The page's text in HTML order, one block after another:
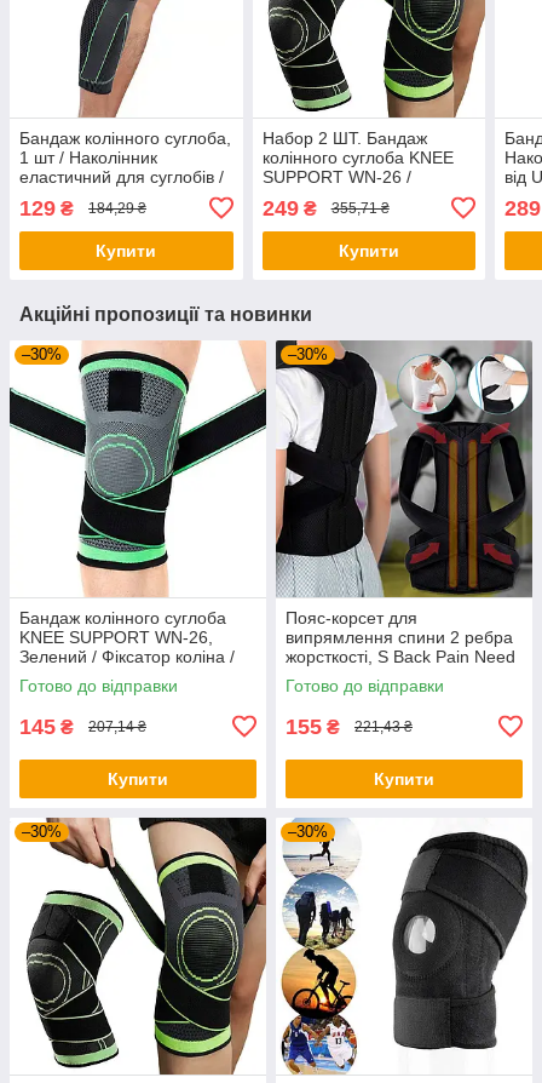
Бандаж колінного суглоба,
1 шт / Наколінник
еластичний для суглобів /
Бандаж компресійний на
коліно
129 ₴ 184,29 ₴
Купити
Набор 2 ШТ. Бандаж
колінного суглоба KNEE
SUPPORT WN-26 /
Наколінник еластичний
для суглобів
249₴ 355,71 ₴
Купити
від
289
Акційні пропозиції та новинки
–30%
Бандаж колінного суглоба
KNEE SUPPORT WN-26,
Зелений / Фіксатор коліна /
Наколінник еластичний для
суглобів
Готово до відправки
145 ₴ 207,14 ₴
Купити
–30%
Пояс-корсет для
випрямлення спини 2 ребра
жорсткості, S Back Pain Need
Help / Корсет для постави /
Корсет для спини
Готово до відправки
155 ₴ 221,43 ₴
Купити
–30% –30%